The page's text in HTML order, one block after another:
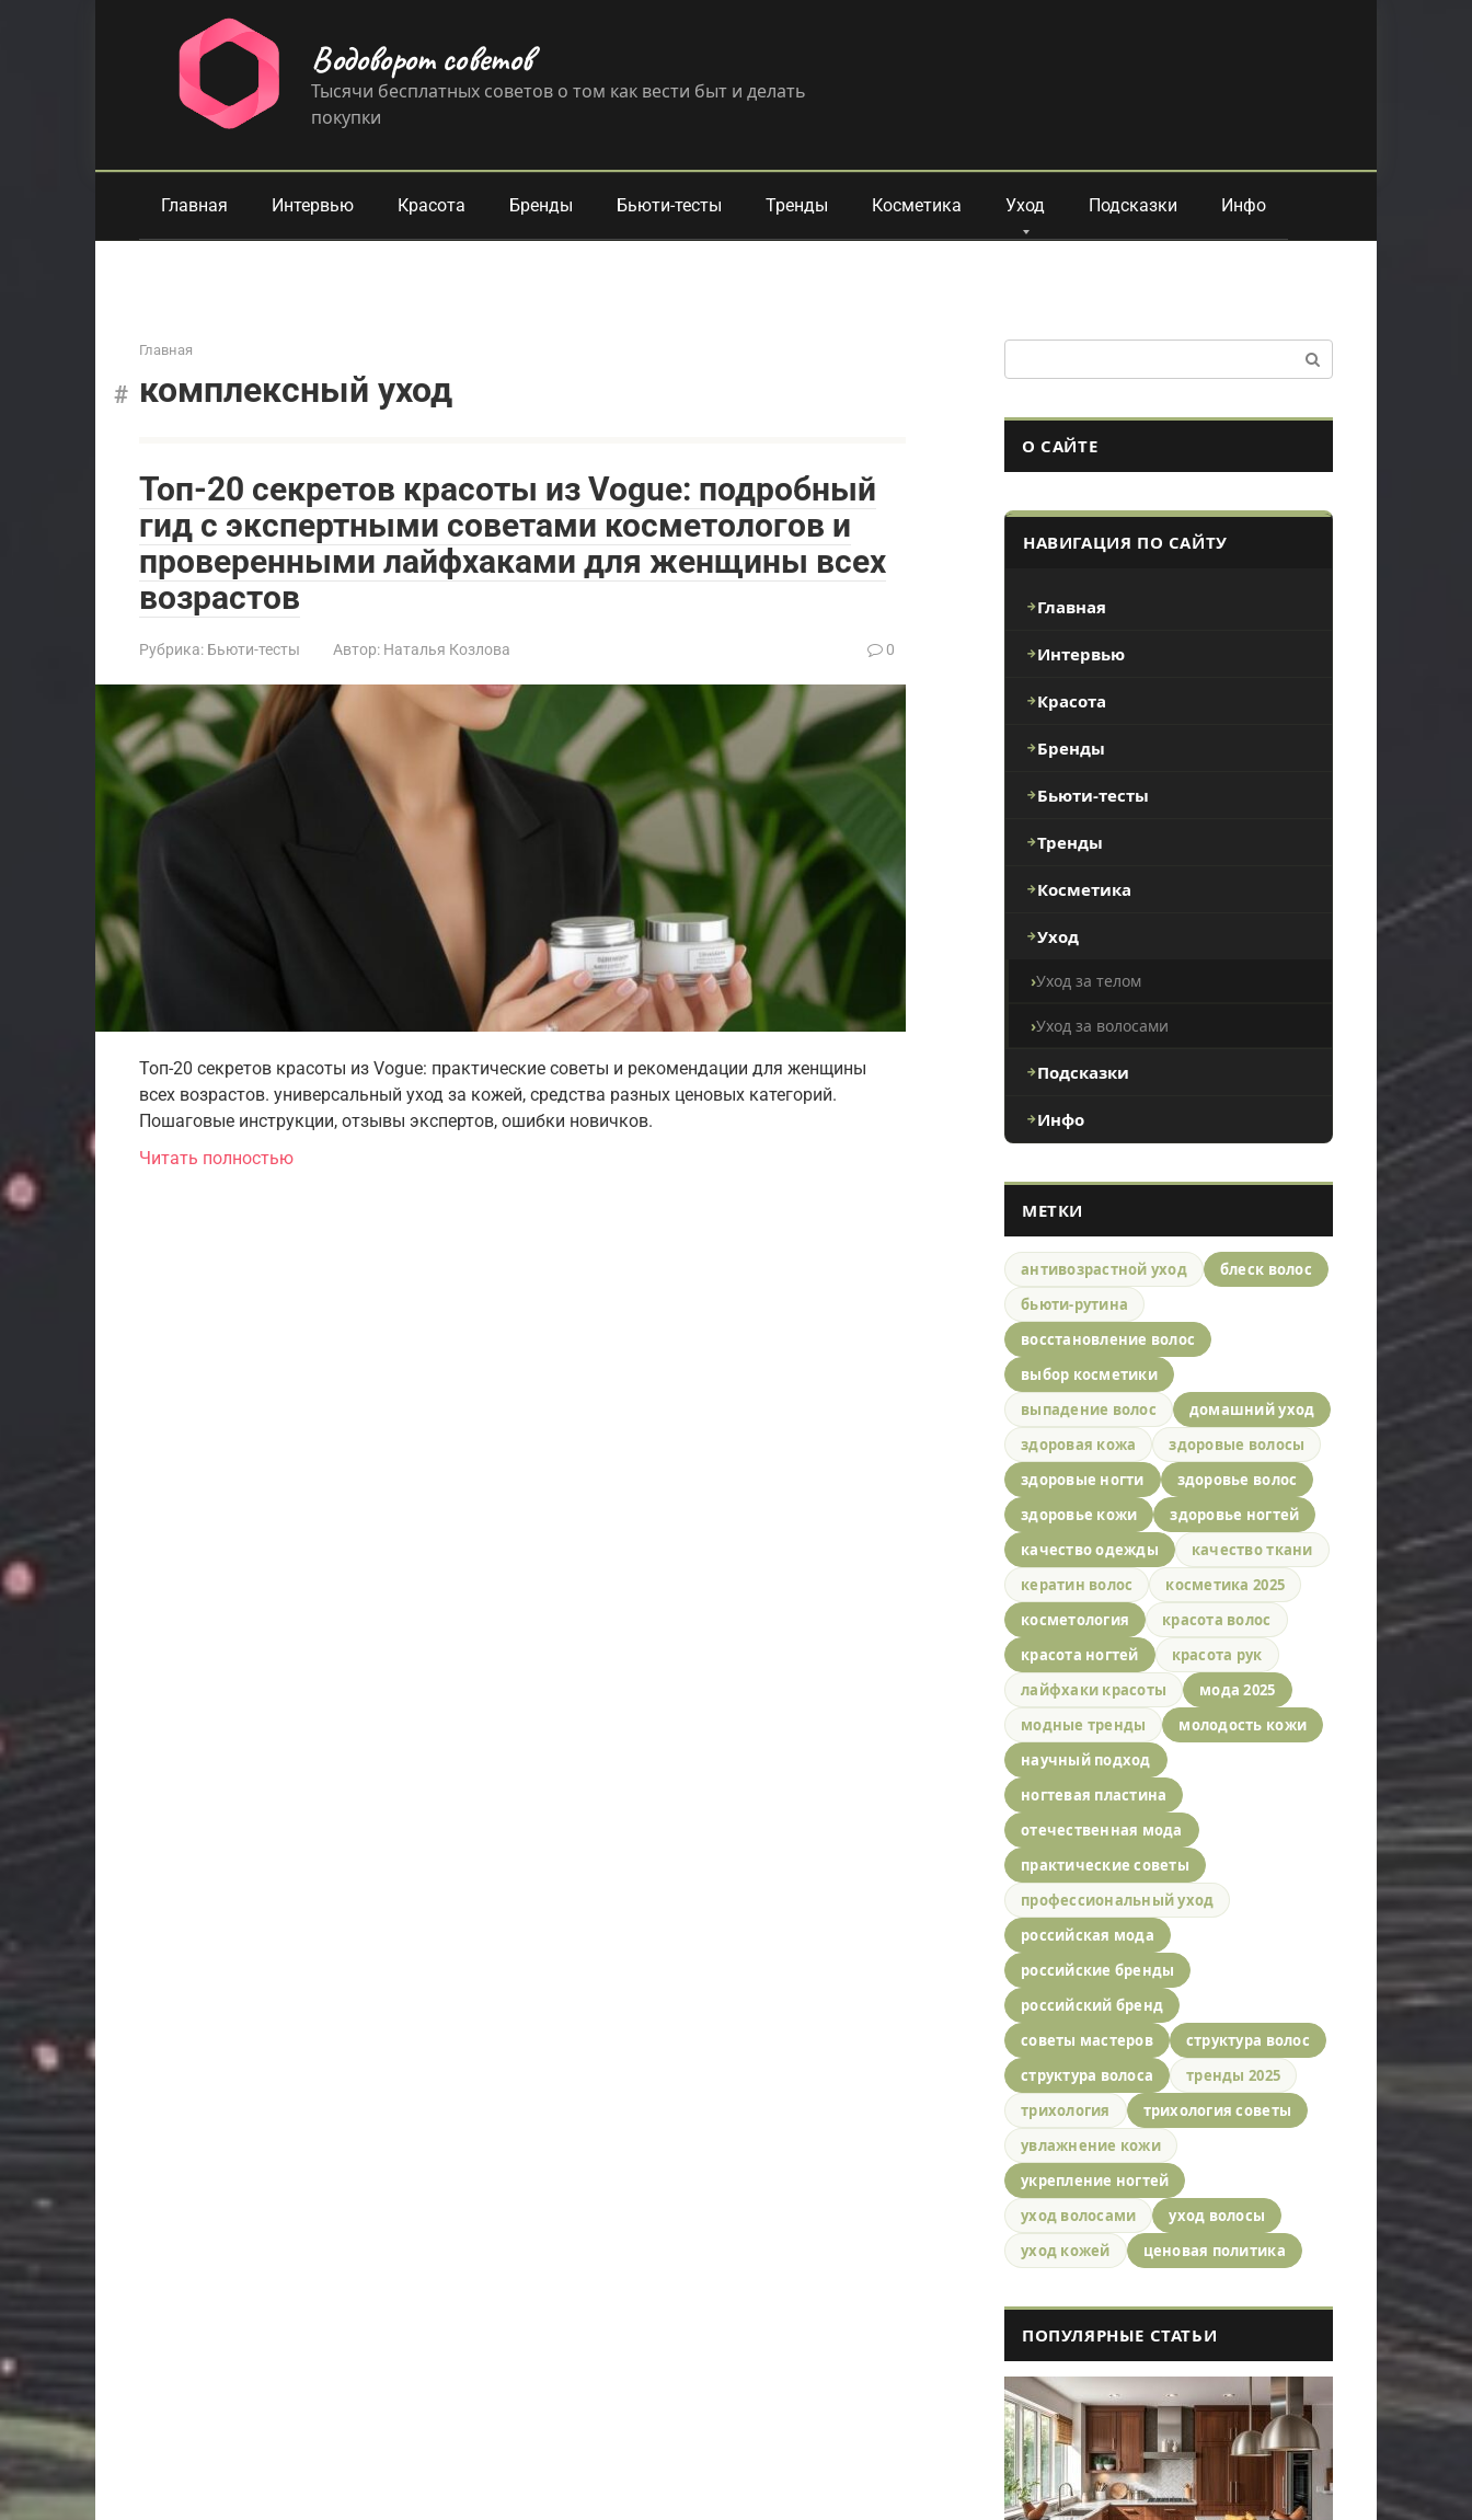
Водоворот советов
Тысячи бесплатных советов о том как вести быт и делать
покупки
Главная Интервью Красота Бренды Бьюти-тесты Тренды Косметика Уход Подсказки Инфо
Главная
комплексный уход
Топ-20 секретов красоты из Vogue: подробный
гид с экспертными советами косметологов и
проверенными лайфхаками для женщины всех
возрастов
Рубрика: Бьюти-тесты Автор: Наталья Козлова 0
Топ-20 секретов красоты из Vogue: практические советы и рекомендации для женщины
всех возрастов. универсальный уход за кожей, средства разных ценовых категорий.
Пошаговые инструкции, отзывы экспертов, ошибки новичков.
Читать полностью
О САЙТЕ
НАВИГАЦИЯ ПО САЙТУ
Главная
Интервью
Красота
Бренды
Бьюти-тесты
Тренды
Косметика
Уход
Уход за телом
Уход за волосами
Подсказки
Инфо
МЕТКИ
антивозрастной уход
блеск волос
бьюти-рутина
восстановление волос
выбор косметики
выпадение волос
домашний уход
здоровая кожа
здоровые волосы
здоровые ногти
здоровье волос
здоровье кожи
здоровье ногтей
качество одежды
качество ткани
кератин волос
косметика 2025
косметология
красота волос
красота ногтей
красота рук
лайфхаки красоты
мода 2025
модные тренды
молодость кожи
научный подход
ногтевая пластина
отечественная мода
практические советы
профессиональный уход
российская мода
российские бренды
российский бренд
советы мастеров
структура волос
структура волоса
тренды 2025
трихология
трихология советы
увлажнение кожи
укрепление ногтей
уход волосами
уход волосы
уход кожей
ценовая политика
ПОПУЛЯРНЫЕ СТАТЬИ